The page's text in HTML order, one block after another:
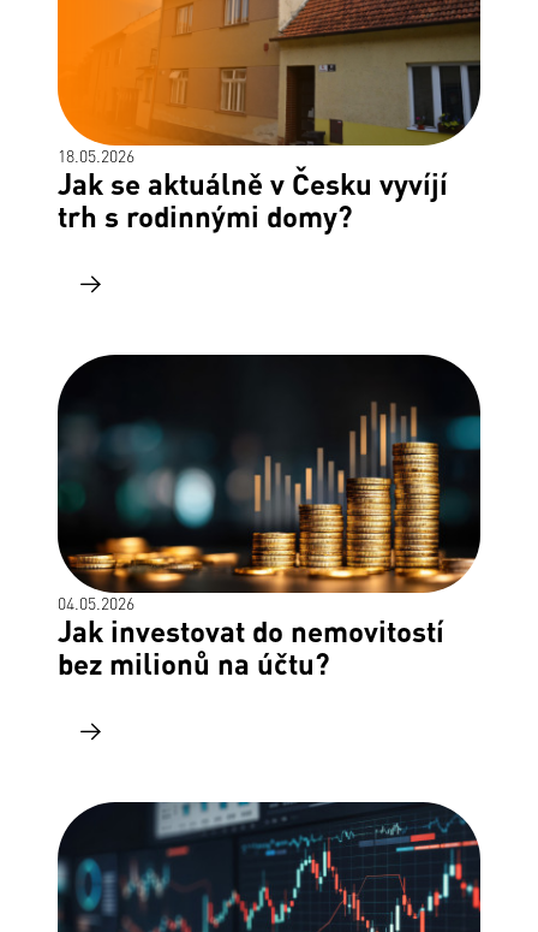
18.05.2026
Jak se aktuálně v Česku vyvíjí
trh s rodinnými domy?
04.05.2026
Jak investovat do nemovitostí
bez milionů na účtu?